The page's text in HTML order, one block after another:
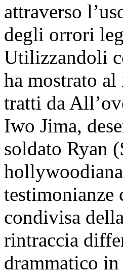
attraverso
degli orrori
Utilizzandoli
ha mostrato
tratti da
Iwo Jima,
soldato Ryan
testimonianze
condivisa
rintraccia
drammatico